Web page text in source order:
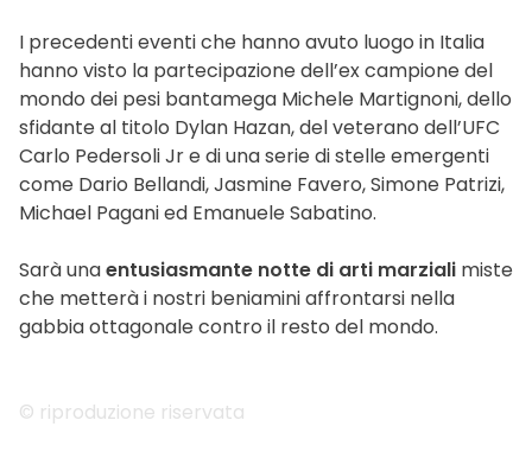
I precedenti eventi che hanno avuto luogo in Italia
hanno visto la partecipazione dell’ex campione del
mondo dei pesi bantamega Michele Martignoni, dello
sfidante al titolo Dylan Hazan, del veterano dell’UFC
Carlo Pedersoli Jr e di una serie di stelle emergenti
come Dario Bellandi, Jasmine Favero, Simone Patrizi,
Michael Pagani ed Emanuele Sabatino.
Sarà unaentusiasmante notte di arti marziali miste
che metterà i nostri beniamini affrontarsi nella
gabbia ottagonale contro il resto del mondo.
© riproduzione riservata